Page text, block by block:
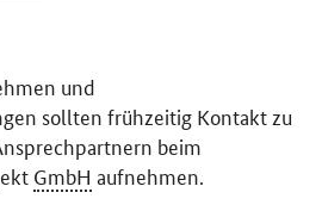
und
sollten frühzeitig Kontakt zu
beim
GmbH aufnehmen.